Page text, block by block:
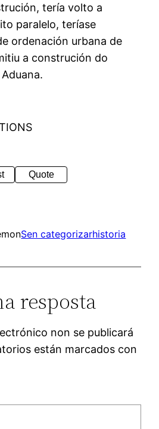
tería volto a
paralelo, teríase
ordenación urbana de
a construción do
Quote
Sen categorizarhistoria
resposta
non se publicará
están marcados con